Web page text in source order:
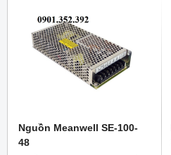
Nguồn Meanwell SE-100-
48